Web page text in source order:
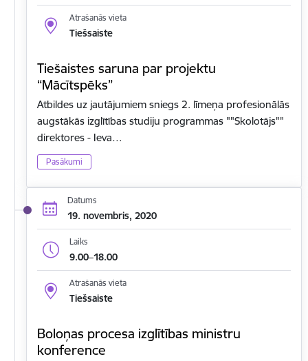
Atrašanās vieta
Tiešsaiste
Tiešaistes saruna par projektu
“Mācītspēks”
Atbildes uz jautājumiem sniegs 2. līmeņa profesionālās
augstākās izglītības studiju programmas ""Skolotājs""
direktores - Ieva…
Pasākumi
Datums
19. novembris, 2020
Laiks
9.00–18.00
Atrašanās vieta
Tiešsaiste
Boloņas procesa izglītības ministru
konference